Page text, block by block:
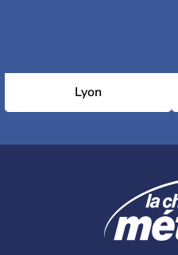
Lyon